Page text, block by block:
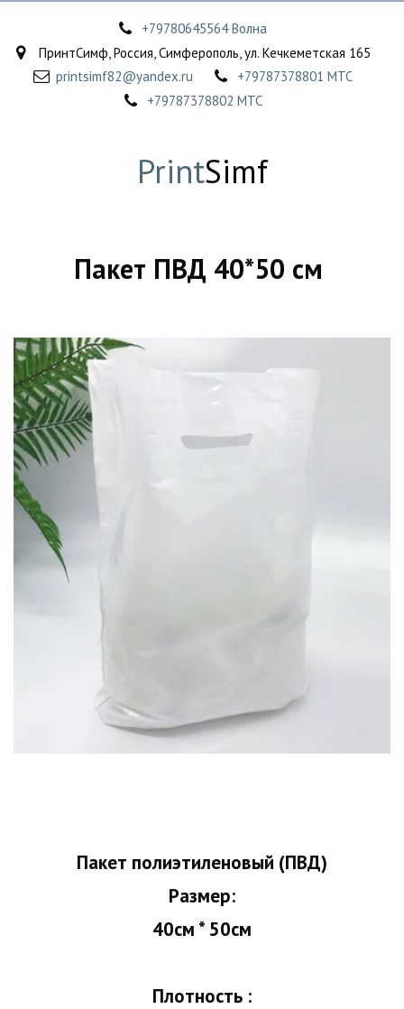
+79780645564 Волна
ПринтСимф Россия Симферополь ул. Кечкеметская 165
printsimf82@yandex.ru
+79787378801 МТС
+79787378802 МТС
PrintSimf
Пакет ПВД 40*50 см
Пакет полиэтиленовый (ПВД)
Размер:
40см * 50см
Плотность :